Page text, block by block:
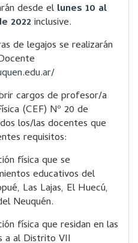
desde el lunes 10 al
2022 inclusive.
de legajos se realizarán
cargos de profesor/a
(CEF) Nº 20 de
los/las docentes que
requisitos:
física que se
educativos del
Las Lajas, El Huecú,
Neuquén.
física que residan en las
a al Distrito VII